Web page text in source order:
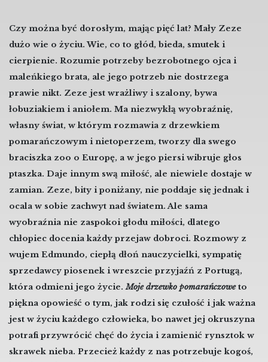
Czy można być dorosłym, mając pięć lat? Mały Zeze
dużo wie o życiu. Wie, co to głód, bieda, smutek i
cierpienie. Rozumie potrzeby bezrobotnego ojca i
maleńkiego brata, ale jego potrzeb nie dostrzega
prawie nikt. Zeze jest wrażliwy i szalony, bywa
łobuziakiem i aniołem. Ma niezwykłą wyobraźnię,
własny świat, w którym rozmawia z drzewkiem
pomarańczowym i nietoperzem, tworzy dla swego
braciszka zoo o Europę, a w jego piersi wibruje głos
ptaszka. Daje innym swą miłość, ale niewiele dostaje w
zamian. Zeze, bity i poniżany, nie poddaje się jednak i
ocala w sobie zachwyt nad światem. Ale sama
wyobraźnia nie zaspokoi głodu miłości, dlatego
chłopiec docenia każdy przejaw dobroci. Rozmowy z
wujem Edmundo, ciepłą dłoń nauczycielki, sympatię
sprzedawcy piosenek i wreszcie przyjaźń z Portugą,
która odmieni jego życie.Moje drzewko pomarańczoweto
piękna opowieść o tym, jak rodzi się czułość i jak ważna
jest w życiu każdego człowieka, bo nawet jej okruszyna
potrafi przywrócić chęć do życia i zamienić rynsztok w
skrawek nieba. Przecież każdy z nas potrzebuje kogoś,